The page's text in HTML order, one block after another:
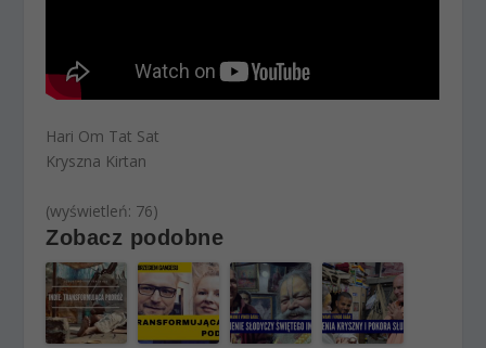
Hari Om Tat Sat
Kryszna Kirtan
(wyświetleń: 76)
Zobacz podobne